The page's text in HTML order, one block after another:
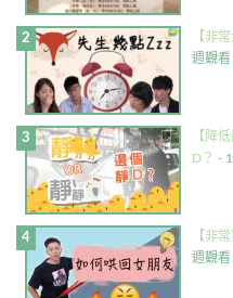
【非
週觀看
【降
D？ -
【非
週觀看